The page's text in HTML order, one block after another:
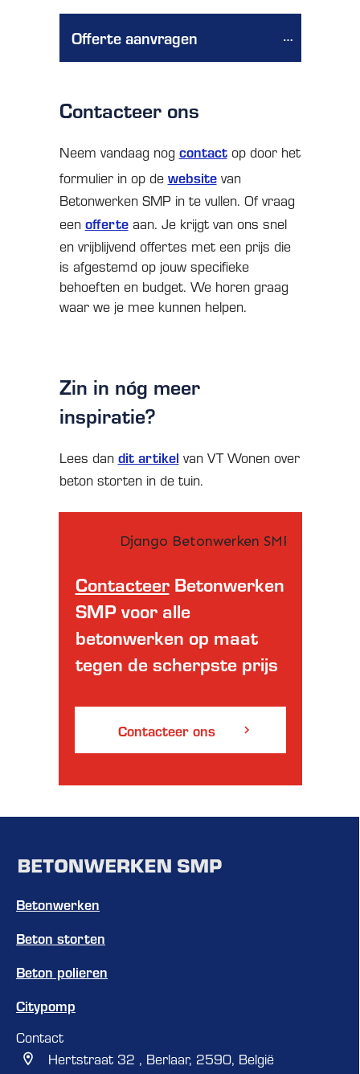
Offerte aanvragen
Contacteer ons
Neem vandaag nog contactop door het
formulier in op de websitevan
Betonwerken SMP in te vullen. Of vraag
een offerteaan. Je krijgt van ons snel
en vrijblijvend offertes met een prijs die
is afgestemd op jouw specifieke
behoeften en budget. We horen graag
waar we je mee kunnen helpen.
Zin in nóg meer
inspiratie?
Lees dan dit artikel van VT Wonen over
beton storten in de tuin.
ContacteerBetonwerken
SMP voor alle
betonwerken op maat
tegen de scherpste prijs
Contacteer ons
Betonwerken
Beton storten
Beton polieren
Citypomp
Contact
Hertstraat 32 , Berlaar, 2590, België